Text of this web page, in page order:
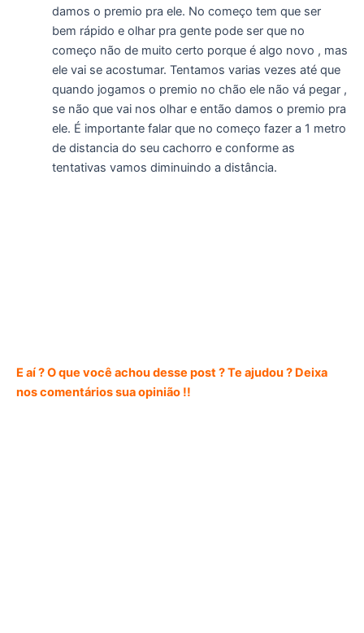
damos o premio pra ele. No começo tem que ser
bem rápido e olhar pra gente pode ser que no
começo não de muito certo porque é algo novo , mas
ele vai se acostumar. Tentamos varias vezes até que
quando jogamos o premio no chão ele não vá pegar ,
se não que vai nos olhar e então damos o premio pra
ele. É importante falar que no começo fazer a 1 metro
de distancia do seu cachorro e conforme as
tentativas vamos diminuindo a distância.
E aí ? O que você achou desse post ? Te ajudou ? Deixa
nos comentários sua opinião !!